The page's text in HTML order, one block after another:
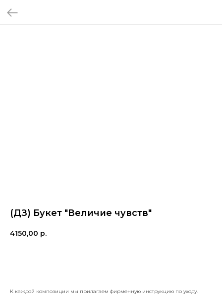
(ДЗ) Букет "Величие чувств"
4150,00 р.
К каждой композиции мы прилагаем фирменную инструкцию по уходу.